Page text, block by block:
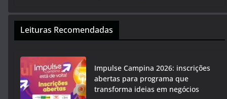
Leituras Recomendadas
Impulse Campina 2026: inscrições
abertas para programa que
transforma ideias em negócios